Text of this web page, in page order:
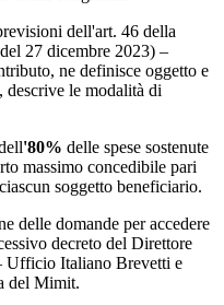
dell'art. 46 della
27 dicembre 2023) –
ne definisce oggetto e
le modalità di
'80% delle spese sostenute
massimo concedibile pari
soggetto beneficiario.
delle domande per accedere
decreto del Direttore
Ufficio Italiano Brevetti e
del Mimit.